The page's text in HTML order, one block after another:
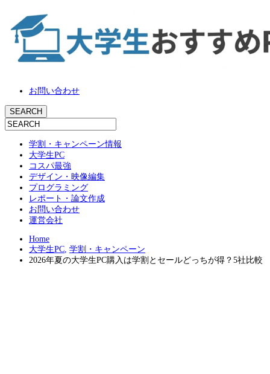
お問い合わせ
学割・キャンペーン情報
大学生PC
コスパ最強
デザイン・映像編集
プログラミング
レポート・論文作成
お問い合わせ
運営会社
Home
大学生PC, 学割・キャンペーン
2026年夏の大学生PC購入は学割とセールどっちが得？5社比較